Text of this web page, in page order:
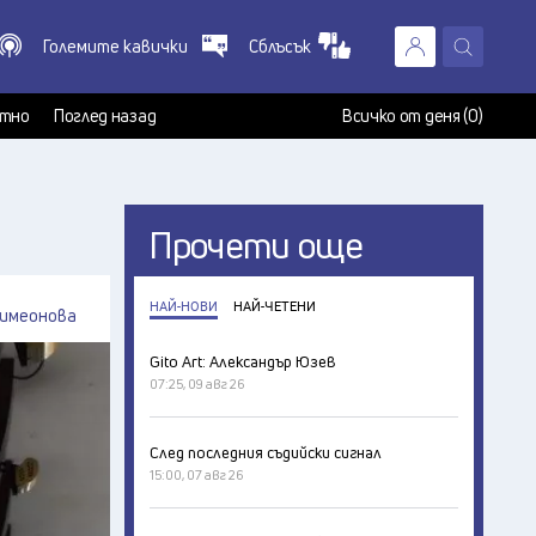
X
Големите кавички Сблъсък
Поглед назад Всичко от деня (0)
Прочети още
НАЙ-НОВИ НАЙ-ЧЕТЕНИ
Gito Art: Александър Юзев
07:25, 09 авг 26
След последния съдийски сигнал
15:00, 07 авг 26